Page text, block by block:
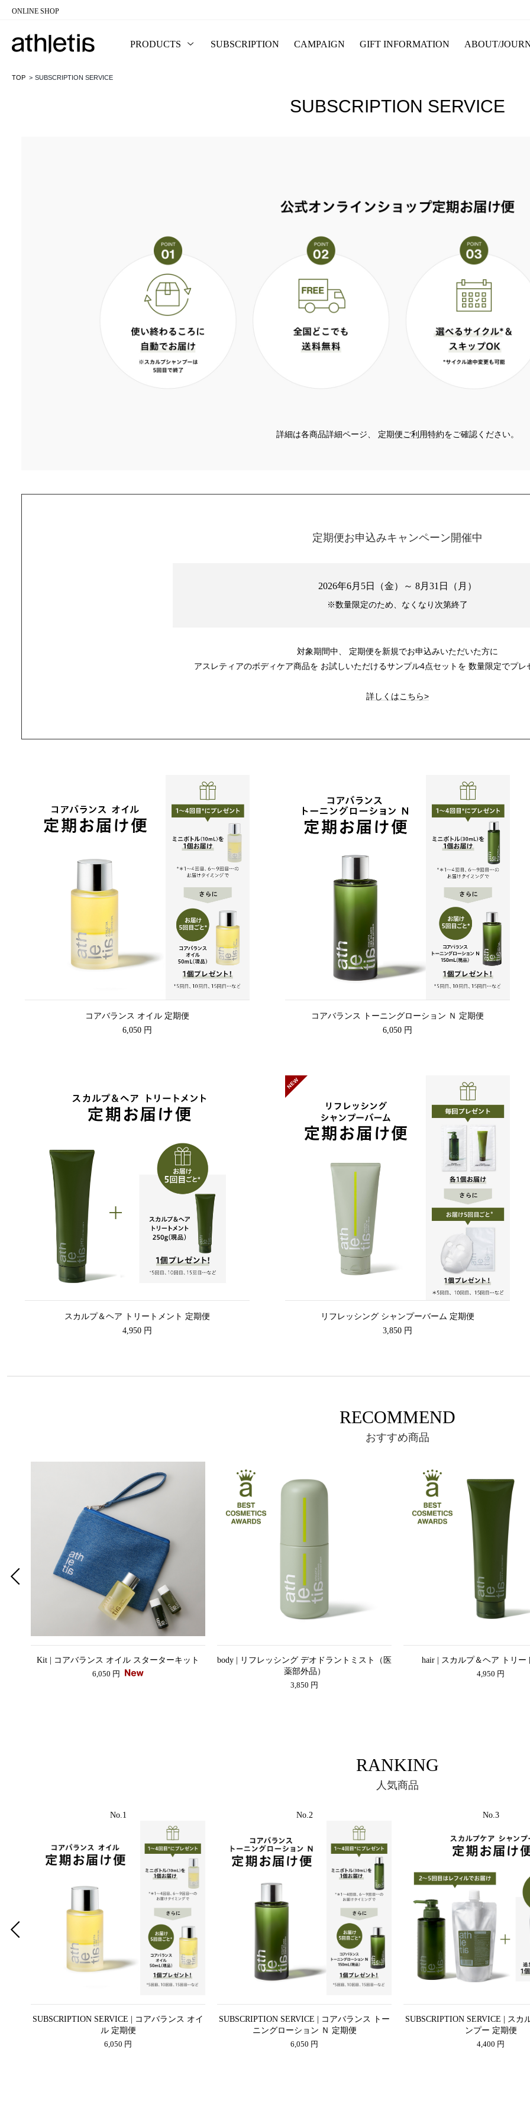
ONLINE SHOP
PRODUCTS SUBSCRIPTION CAMPAIGN GIFT INFORMATION ABOUT/
TOP SUBSCRIPTION SERVICE
SUBSCRIPTION SERVICE
詳細は各商品詳細ページ、 定期便ご利用特約をご確認ください。
定期便お申込みキャンペーン開催中
2026年6月5日（金）～ 8月31日（月）
※数量限定のため、なくなり次第終了
対象期間中、
定期便を新規でお申込みいただいた方に
アスレティアのボディケア商品を お試しいただけるサンプル4点セットを 数量限定でプレ
詳しくはこちら>
コアバランス オイル 定期便
6,050 円
コアバランス トーニングローション Ｎ 定期便
6,050 円
スカルプ＆ヘア トリートメント 定期便
4,950 円
NEW
リフレッシング シャンプーバーム 定期便
3,850 円
RECOMMEND
おすすめ商品
Kit | コアバランス オイル スターターキット
6,050 円
body | リフレッシング デオドラントミスト（医
薬部外品）
3,850 円
hair | スカルプ＆ヘア トリー
4,950 円
RANKING
人気商品
No.1
SUBSCRIPTION SERVICE | コアバランス オイ
ル 定期便
6,050 円
No.2
SUBSCRIPTION SERVICE | コアバランス トー
ニングローション Ｎ 定期便
6,050 円
No.3
SUBSCRIPTION SERVICE | スカ
ンプー 定期便
4,400 円